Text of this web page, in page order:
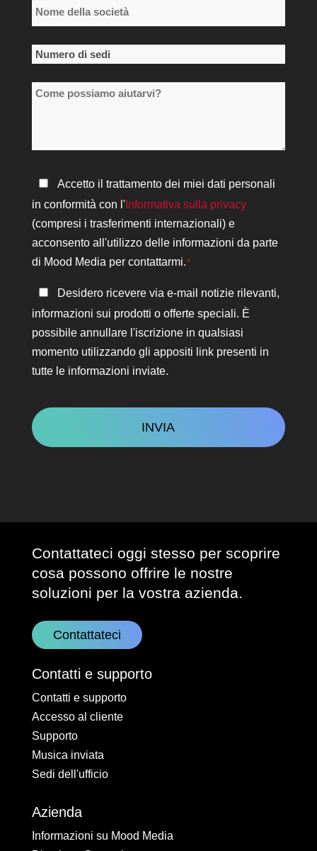
Nome
della
società
*
Numero
sedi
Come
Informativa
sulla
privacy
*
Accetto il trattamento dei miei dati personali
in conformità con l'Informativa sulla privacy
(compresi i trasferimenti internazionali) e
acconsento all'utilizzo delle informazioni da parte
di Mood Media per contattarmi.*
Rimanere
in
contatto
Desidero ricevere via e-mail notizie rilevanti,
informazioni sui prodotti o offerte speciali. È
possibile annullare l'iscrizione in qualsiasi
momento utilizzando gli appositi link presenti in
tutte le informazioni inviate.
Contattateci oggi stesso per scoprire
cosa possono offrire le nostre
soluzioni per la vostra azienda.
Contattateci
Contatti e supporto
Contatti e supporto
Accesso al cliente
Supporto
Musica inviata
Sedi dell'ufficio
Azienda
Informazioni su Mood Media